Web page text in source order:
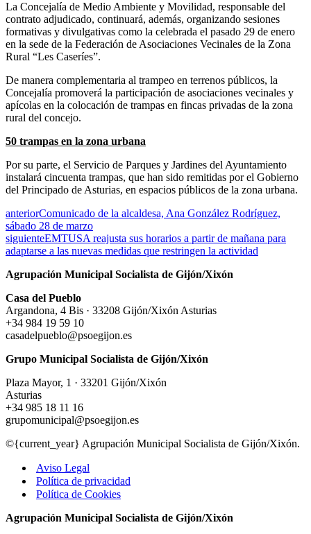
La Concejalía de Medio Ambiente y Movilidad, responsable del
contrato adjudicado, continuará, además, organizando sesiones
formativas y divulgativas como la celebrada el pasado 29 de enero
en la sede de la Federación de Asociaciones Vecinales de la Zona
Rural “Les Caseríes”.
De manera complementaria al trampeo en terrenos públicos, la
Concejalía promoverá la participación de asociaciones vecinales y
apícolas en la colocación de trampas en fincas privadas de la zona
rural del concejo.
50 trampas en la zona urbana
Por su parte, el Servicio de Parques y Jardines del Ayuntamiento
instalará cincuenta trampas, que han sido remitidas por el Gobierno
del Principado de Asturias, en espacios públicos de la zona urbana.
anteriorComunicado de la alcaldesa, Ana González Rodríguez,
sábado 28 de marzo
siguienteEMTUSA reajusta sus horarios a partir de mañana para
adaptarse a las nuevas medidas que restringen la actividad
Agrupación Municipal Socialista de Gijón/Xixón
Casa del Pueblo
Argandona, 4 Bis · 33208 Gijón/Xixón Asturias
+34 984 19 59 10
casadelpueblo@psoegijon.es
Grupo Municipal Socialista de Gijón/Xixón
Plaza Mayor, 1 · 33201 Gijón/Xixón
Asturias
+34 985 18 11 16
grupomunicipal@psoegijon.es
©{current_year} Agrupación Municipal Socialista de Gijón/Xixón.
Aviso Legal
Política de privacidad
Política de Cookies
Agrupación Municipal Socialista de Gijón/Xixón